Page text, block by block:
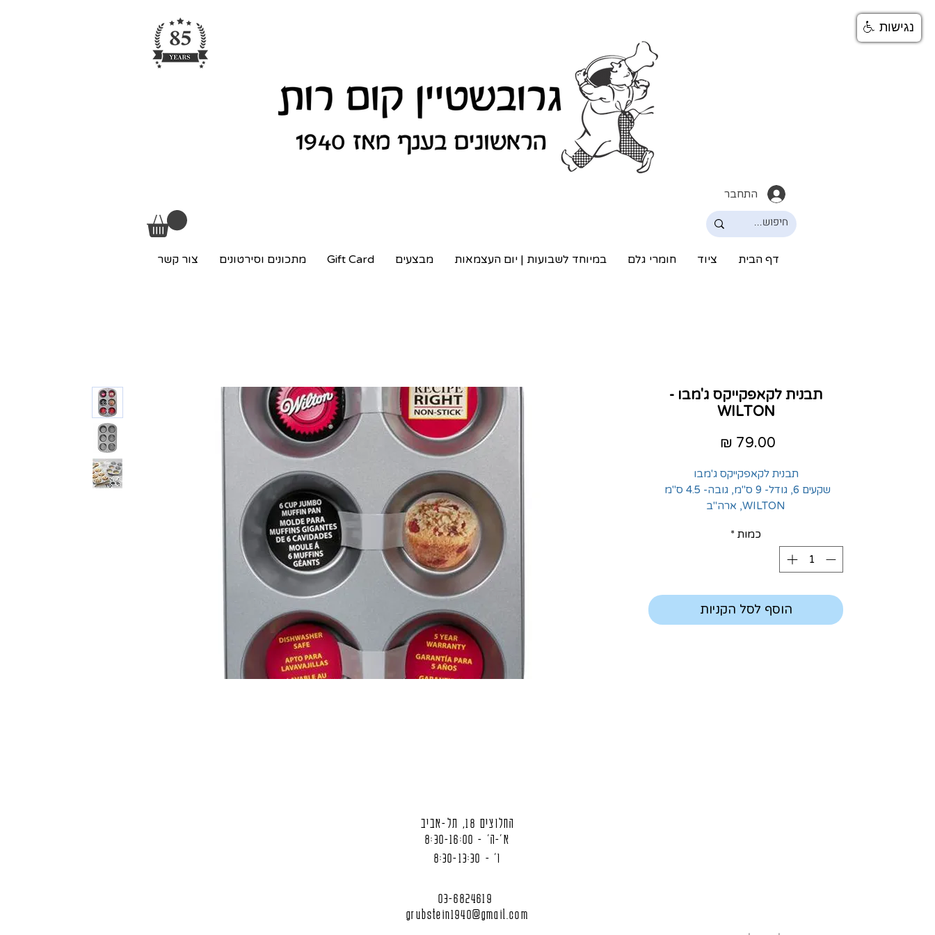
התחבר
דף הבית ציוד חומרי גלם במיוחד לשבועות | יום העצמאות מבצעים Gift Card מתכונים וסירטונים צור קשר
תבנית לקאפקייקס ג'מבו -
WILTON
תבנית לקאפקייקס ג'מבו
שקעים 6, גודל- 9 ס"מ, גובה- 4.5 ס"מ
WILTON, ארה"ב
כמות *
הוסף לסל הקניות
החלוצים 18, תל-אביב
א'-ה' - 8:30-16:00
ו' - 8:30-13:30
03-6824619
grubstein1940@gmail.com
נגישות